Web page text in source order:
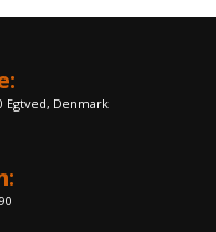
Egtved, Denmark